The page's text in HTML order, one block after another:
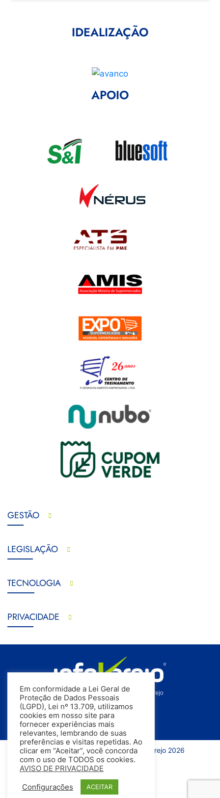
IDEALIZAÇÃO
APOIO
GESTÃO
LEGISLAÇÃO
TECNOLOGIA
PRIVACIDADE
Todos os direitos reservados | InfoVarejo 2026
Em conformidade a Lei Geral de
Proteção de Dados Pessoais
(LGPD), Lei nº 13.709, utilizamos
cookies em nosso site para
fornecer experiências mais
relevantes, lembrando de suas
preferências e visitas repetidas. Ao
clicar em “Aceitar”, você concorda
com o uso de TODOS os cookies.
AVISO DE PRIVACIDADE
Configurações ACEITAR